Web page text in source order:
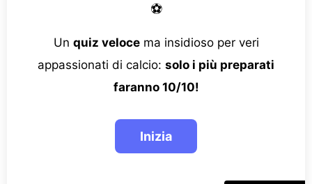
⚽
Un quiz velocema insidioso per veri
appassionati di calcio: solo i più preparati
faranno 10/10!